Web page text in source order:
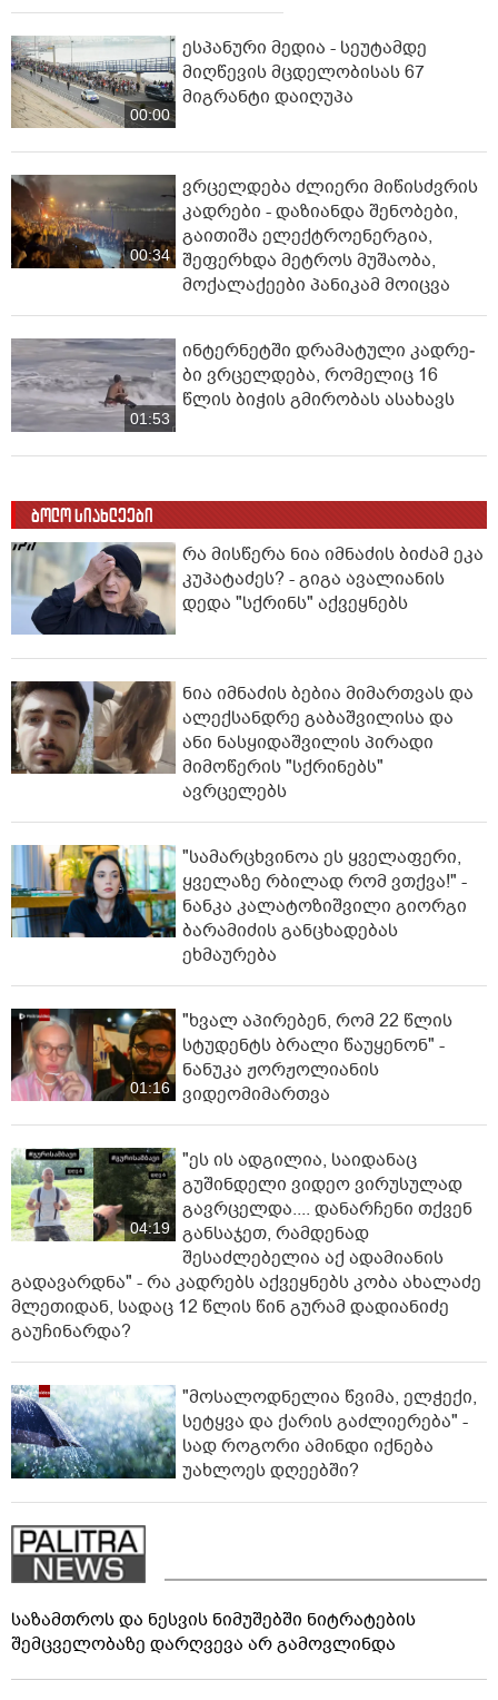
00:00
ესპანური მედია - სეუტამდე
მიღწევის მცდელობისას 67
მიგრანტი დაიღუპა
00:34
ვრცელდება ძლიერი მიწისძვრის
კადრები - დაზიანდა შენობები,
გაითიშა ელექტროენერგია,
შეფერხდა მეტროს მუშაობა,
მოქალაქეები პანიკამ მოიცვა
01:53
ინ­ტერ­ნეტ­ში დრა­მა­ტუ­ლი კად­რე­
ბი ვრცელდება, რომელიც 16
წლის ბიჭის გმირობას ასახავს
ბოლო სიახლეები
რა მისწერა ნია იმნაძის ბიძამ ეკა
კუპატაძეს? - გიგა ავალიანის
დედა "სქრინს" აქვეყნებს
ნია იმნაძის ბებია მიმართვას და
ალექსანდრე გაბაშვილისა და
ანი ნასყიდაშვილის პირადი
მიმოწერის "სქრინებს"
ავრცელებს
"სა­მარ­ცხვი­ნოა ეს ყვე­ლა­ფე­რი,
ყვე­ლა­ზე რბი­ლად რომ ვთქვა!" -
ნანკა კალატოზიშვილი გიორგი
ბარამიძის განცხადებას
ეხმაურება
01:16
"ხვალ აპირებენ, რომ 22 წლის
სტუდენტს ბრალი წაუყენონ" -
ნანუკა ჟორჟოლიანის
ვიდეომიმართვა
04:19
"ეს ის ადგილია, საიდანაც
გუშინდელი ვიდეო ვირუსულად
გავრცელდა.... დანარჩენი თქვენ
განსაჯეთ, რამდენად
შესაძლებელია აქ ადამიანის
გადავარდნა" - რა კადრებს აქვეყნებს კობა ახალაძე
მლეთიდან, სადაც 12 წლის წინ გურამ დადიანიძე
გაუჩინარდა?
"მოსალოდნელია წვიმა, ელჭექი,
სეტყვა და ქარის გაძლიერება" -
სად როგორი ამინდი იქნება
უახლოეს დღეებში?
საზამთროს და ნესვის ნიმუშებში ნიტრატების
შემცველობაზე დარღვევა არ გამოვლინდა